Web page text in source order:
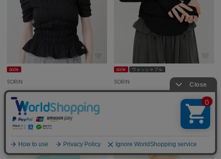
sale
SORIN
Shirring Off Shoulder Top/シャーリング オフショルダートップ
¥7,205 50%OFF
sale ウォッシャブル
SORIN
Bandage Sleeves Top/バンデージスリーブトップ